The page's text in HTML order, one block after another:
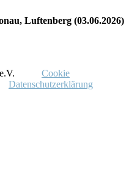
Luftenberg (03.06.2026)
Cookie
Datenschutzerklärung